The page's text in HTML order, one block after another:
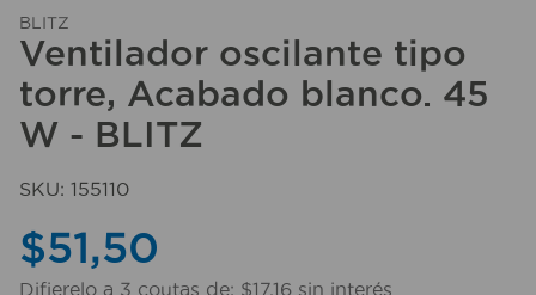
BLITZ
Ventilador oscilante tipo
torre, Acabado blanco. 45
W - BLITZ
SKU: 155110
$51,50
Difierelo a 3 coutas de: $17,16 sin interés
6.
escritorio
7.
cerradura
8.
aspiradora
9.
lavamanos
10. taladro